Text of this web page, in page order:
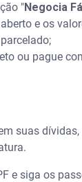
"Negocia
e os
ou pague
suas dívidas,
e siga os